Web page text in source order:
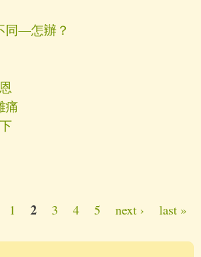
同—怎辦？
痛
1 2 3 4 5 next › last »